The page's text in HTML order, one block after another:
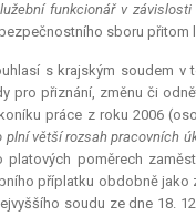
funkcionář v
sboru
s krajským soudem
pro přiznání, změnu či
práce z roku 2006
plní větší rozsah pracovních
platových poměrech
příplatku obdobně
soudu ze dne 18.